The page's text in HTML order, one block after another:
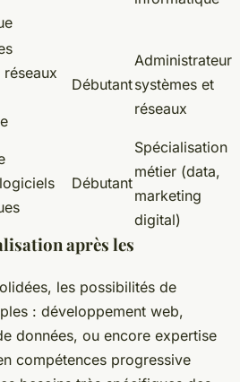
réseaux
Débutant
Administrateur
systèmes et
réseaux
Débutant
Spécialisation
métier (data,
marketing
digital)
après les
les possibilités de
: développement web,
données, ou encore expertise
compétences progressive